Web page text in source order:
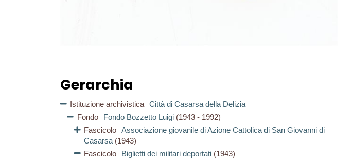
Gerarchia
Istituzione archivistica
Città di Casarsa della Delizia
Fondo
Fondo Bozzetto Luigi(1943 - 1992)
Fascicolo Associazione giovanile di Azione Cattolica di San Giovanni di
Casarsa(1943)
Fascicolo
Biglietti dei militari deportati(1943)